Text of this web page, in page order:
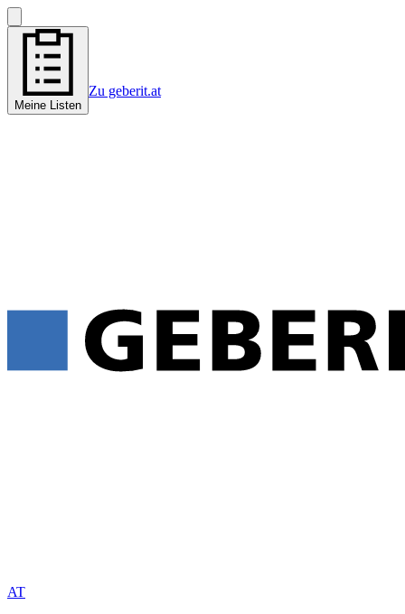
Meine Listen
Zu geberit.at
AT